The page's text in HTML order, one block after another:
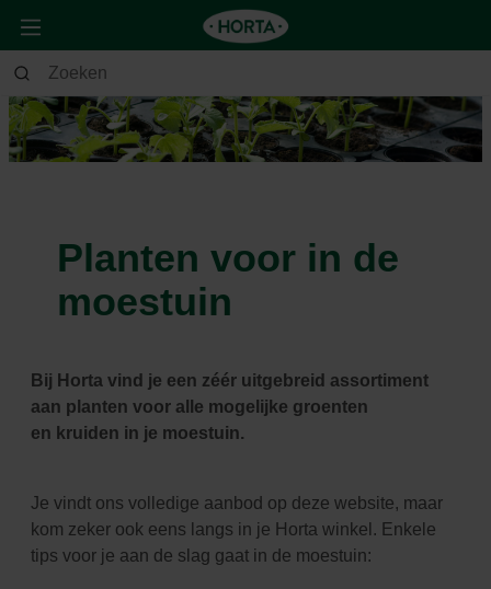
Planten voor in de
moestuin
Bij Horta vind je een zéér uitgebreid assortiment
aan planten voor alle mogelijke groenten
en kruiden in je moestuin.
Je vindt ons volledige aanbod op deze website, maar
kom zeker ook eens langs in je Horta winkel. Enkele
tips voor je aan de slag gaat in de moestuin: